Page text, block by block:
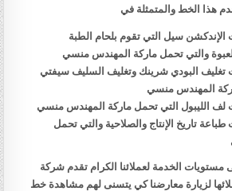
هذا الخط والمتمثلة في
الإندكشن سيل التي تقوم بلحام الطبة
والتي تحمل ماركة المهندس منسي
تغليف البودي شرينك وتغليف السليف سيفتي
المهندس منسي
لف الليبول التي تحمل ماركة المهندس منسي
تاريخ الإنتاج والصلاحية والتي تحمل
مستويات الخدمة لعملائنا الكرام تقدم شركة
لزيارة معارضنا كي يتسنى لهم مشاهدة خط